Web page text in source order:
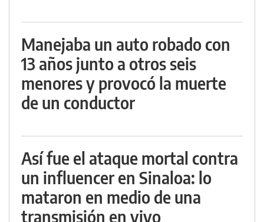
Manejaba un auto robado con
13 años junto a otros seis
menores y provocó la muerte
de un conductor
Así fue el ataque mortal contra
un influencer en Sinaloa: lo
mataron en medio de una
transmisión en vivo